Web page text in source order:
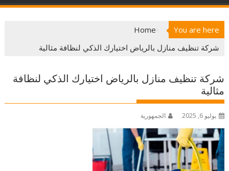
You are here
Home
شركة تنظيف منازل بالرياض اختيارك الذكي لنظافة مثالية
شركة تنظيف منازل بالرياض اختيارك الذكي لنظافة
مثالية
يوليو 6, 2025 الجمهورية